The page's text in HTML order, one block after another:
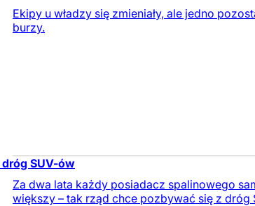
Ekipy u władzy się zmieniały, ale jedno
burzy.
SUV-ów
Za dwa lata każdy posiadacz spalinowego
większy – tak rząd chce pozbywać się z dróg